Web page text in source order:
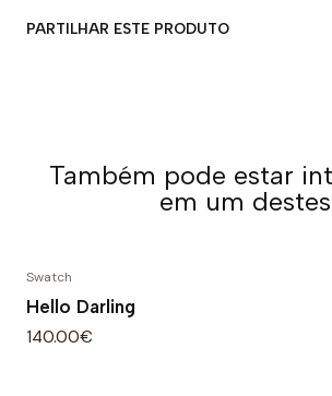
PARTILHAR ESTE PRODUTO
Também pode estar
em um destes
Swatch
Hello Darling
140.00€